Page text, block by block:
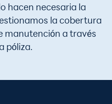
hacen necesaria la
la cobertura
manutención a través
póliza.